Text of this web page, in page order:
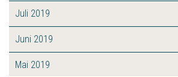
Juli 2019
Juni 2019
Mai 2019